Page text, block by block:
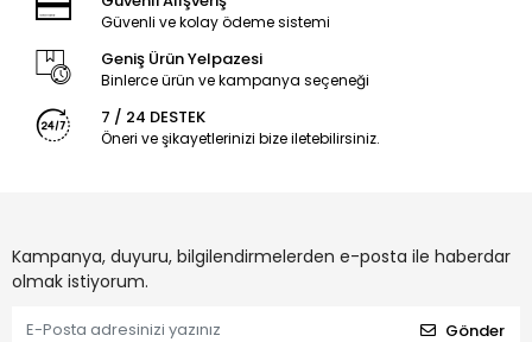
Güvenli ve kolay ödeme sistemi
Geniş Ürün Yelpazesi
Binlerce ürün ve kampanya seçeneği
7 / 24 DESTEK
Öneri ve şikayetlerinizi bize iletebilirsiniz.
Kampanya, duyuru, bilgilendirmelerden e-posta ile haberdar
olmak istiyorum.
Gönder